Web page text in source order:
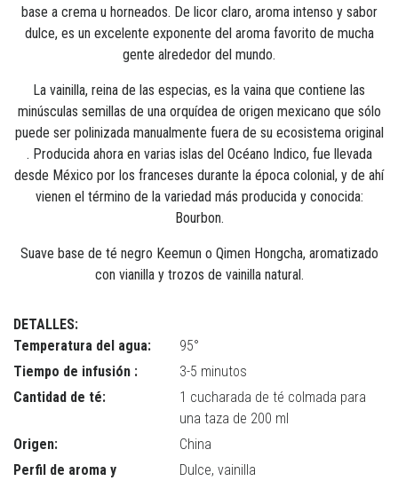
base a crema u horneados. De licor claro, aroma intenso y sabor
dulce, es un excelente exponente del aroma favorito de mucha
gente alrededor del mundo.
La vainilla, reina de las especias, es la vaina que contiene las
minúsculas semillas de una orquídea de origen mexicano que sólo
puede ser polinizada manualmente fuera de su ecosistema original
. Producida ahora en varias islas del Océano Indico, fue llevada
desde México por los franceses durante la época colonial, y de ahí
vienen el término de la variedad más producida y conocida:
Bourbon.
Suave base de té negro Keemun o Qimen Hongcha, aromatizado
con vianilla y trozos de vainilla natural.
DETALLES:
Temperatura del agua:
95°
Tiempo de infusión :
3-5 minutos
Cantidad de té:
1 cucharada de té colmada para
una taza de 200 ml
Origen:
China
Perfil de aroma y
Dulce, vainilla